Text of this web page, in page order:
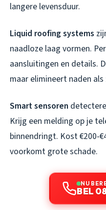
langere levensduur.
Liquid roofing systems
naadloze laag vormen.
aansluitingen en details.
maar elimineert naden
Smart sensoren
Krijg een melding op je
binnendringt. Kost €200-
voorkomt grote schade.
NU
BEL